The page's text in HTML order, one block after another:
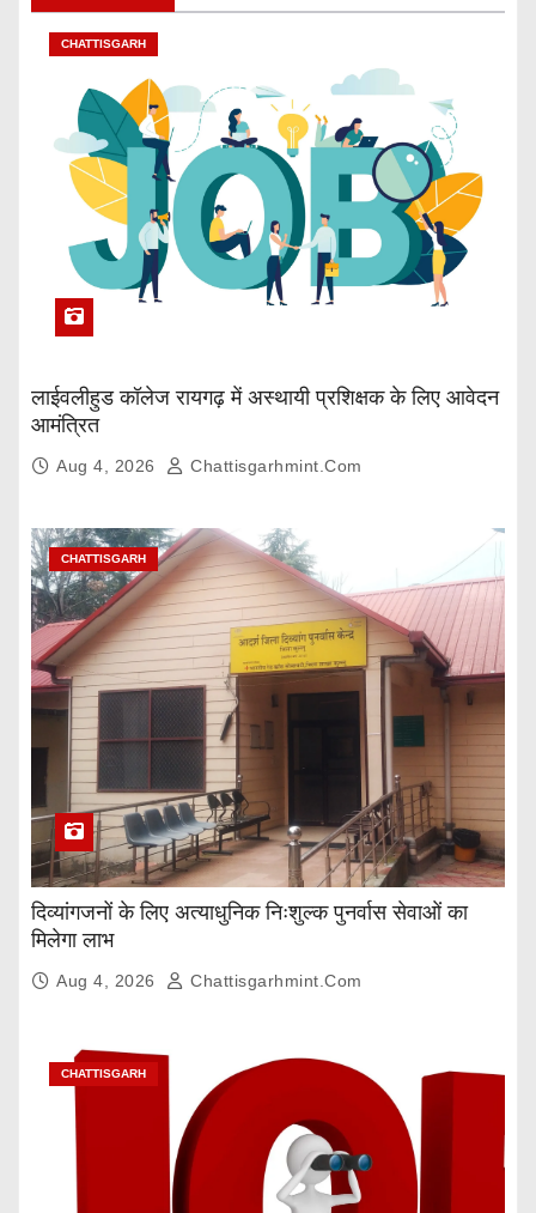
CHATTISGARH
लाईवलीहुड कॉलेज रायगढ़ में अस्थायी प्रशिक्षक के लिए आवेदन
आमंत्रित
Aug 4, 2026 Chattisgarhmint.com
CHATTISGARH
दिव्यांगजनों के लिए अत्याधुनिक निःशुल्क पुनर्वास सेवाओं का
मिलेगा लाभ
Aug 4, 2026 Chattisgarhmint.com
CHATTISGARH